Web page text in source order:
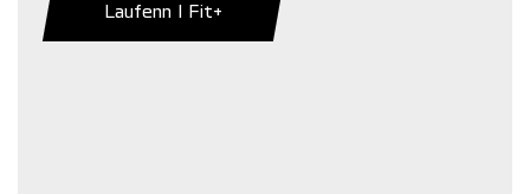
Laufenn I Fit+